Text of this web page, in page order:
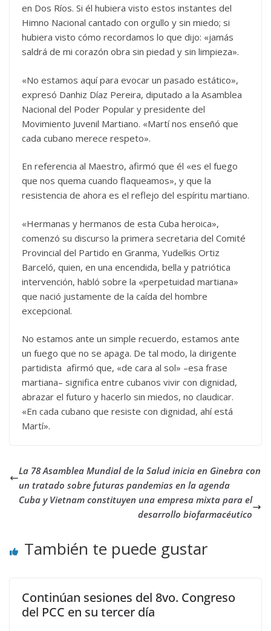
en Dos Ríos. Si él hubiera visto estos instantes del
Himno Nacional cantado con orgullo y sin miedo; si
hubiera visto cómo recordamos lo que dijo: «jamás
saldrá de mi corazón obra sin piedad y sin limpieza».
«No estamos aquí para evocar un pasado estático»,
expresó Danhiz Díaz Pereira, diputado a la Asamblea
Nacional del Poder Popular y presidente del
Movimiento Juvenil Martiano. «Martí nos enseñó que
cada cubano merece respeto».
En referencia al Maestro, afirmó que él «es el fuego
que nos quema cuando flaqueamos», y que la
resistencia de ahora es el reflejo del espíritu martiano.
«Hermanas y hermanos de esta Cuba heroica»,
comenzó su discurso la primera secretaria del Comité
Provincial del Partido en Granma, Yudelkis Ortiz
Barceló, quien, en una encendida, bella y patriótica
intervención, habló sobre la «perpetuidad martiana»
que nació justamente de la caída del hombre
excepcional.
No estamos ante un simple recuerdo, estamos ante
un fuego que no se apaga. De tal modo, la dirigente
partidista afirmó que, «de cara al sol» –esa frase
martiana– significa entre cubanos vivir con dignidad,
abrazar el futuro y hacerlo sin miedos, no claudicar.
«En cada cubano que resiste con dignidad, ahí está
Martí».
La 78 Asamblea Mundial de la Salud inicia en Ginebra con
un tratado sobre futuras pandemias en la agenda
Cuba y Vietnam constituyen una empresa mixta para el
desarrollo biofarmacéutico
También te puede gustar
Continúan sesiones del 8vo. Congreso
del PCC en su tercer día